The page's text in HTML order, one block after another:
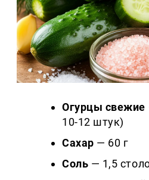
Огурцы свежие
10-12 штук)
Сахар — 60 г
Соль — 1,5